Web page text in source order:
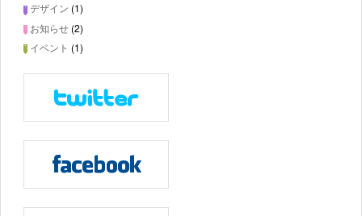
デザイン (1)
お知らせ (2)
イベント (1)